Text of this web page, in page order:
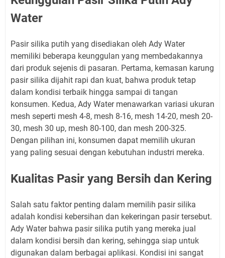
Water
Pasir silika putih yang disediakan oleh Ady Water
memiliki beberapa keunggulan yang membedakannya
dari produk sejenis di pasaran. Pertama, kemasan karung
pasir silika dijahit rapi dan kuat, bahwa produk tetap
dalam kondisi terbaik hingga sampai di tangan
konsumen. Kedua, Ady Water menawarkan variasi ukuran
mesh seperti mesh 4-8, mesh 8-16, mesh 14-20, mesh 20-
30, mesh 30 up, mesh 80-100, dan mesh 200-325.
Dengan pilihan ini, konsumen dapat memilih ukuran
yang paling sesuai dengan kebutuhan industri mereka.
Kualitas Pasir yang Bersih dan Kering
Salah satu faktor penting dalam memilih pasir silika
adalah kondisi kebersihan dan kekeringan pasir tersebut.
Ady Water bahwa pasir silika putih yang mereka jual
dalam kondisi bersih dan kering, sehingga siap untuk
digunakan dalam berbagai aplikasi. Kondisi ini sangat